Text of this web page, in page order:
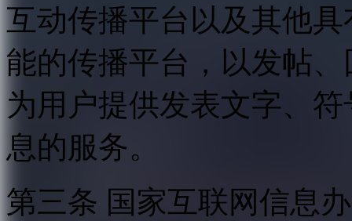
互动传播平台以及其他
能的传播平台，以发帖
为用户提供发表文字、
息的服务。
第三条 国家互联网信息